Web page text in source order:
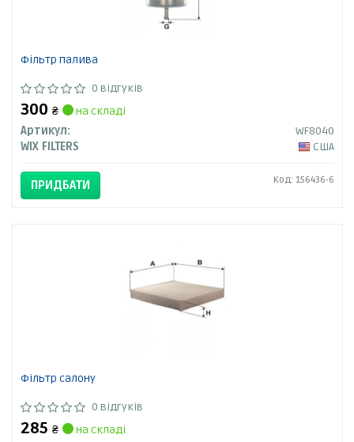
Фільтр палива
0 відгуків
300 ₴
на складі
Артикул:
WF8040
WIX FILTERS
США
ПРИДБАТИ Код: 156436-6
Фільтр салону
0 відгуків
285 ₴
на складі